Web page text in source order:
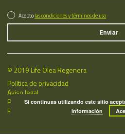
Aceptolas condiciones y términos de uso
© 2019 Life Olea Regenera
Política de privacidad
Aviso legal
Política de cookies
Fecha de última actualización: 07/08/
Si continuas utilizando este sitio
información